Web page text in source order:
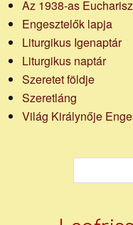
Az 1938-as
Engesztelők lapja
Liturgikus Igenaptár
Liturgikus naptár
Szeretet földje
Szeretláng
Világ Királynője